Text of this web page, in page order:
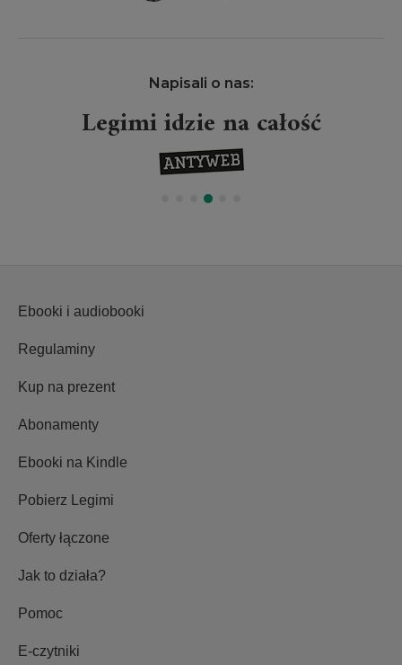
Napisali o nas:
Legimi idzie na całość
Ebooki i audiobooki
Regulaminy
Kup na prezent
Abonamenty
Ebooki na Kindle
Pobierz Legimi
Oferty łączone
Jak to działa?
Pomoc
E-czytniki